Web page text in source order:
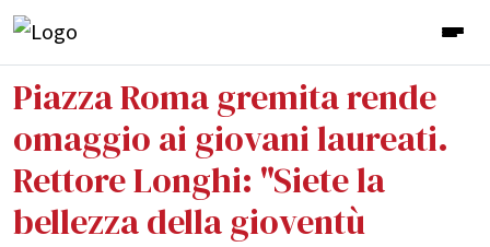
Piazza Roma gremita rende
omaggio ai giovani laureati.
Rettore Longhi: "Siete la
bellezza della gioventù